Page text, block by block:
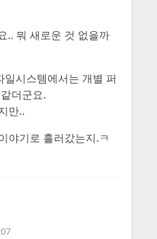
.. 뭐 새로운 것 없을까
시스템에서는 개별 퍼
더군요.
만..
야기로 흘러갔는지.ㅋ